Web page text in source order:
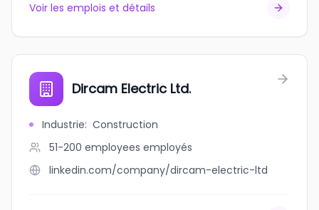
Voir les emplois et détails
Dircam Electric Ltd.
Industrie: Construction
51-200 employees employés
linkedin.com/company/dircam-electric-ltd